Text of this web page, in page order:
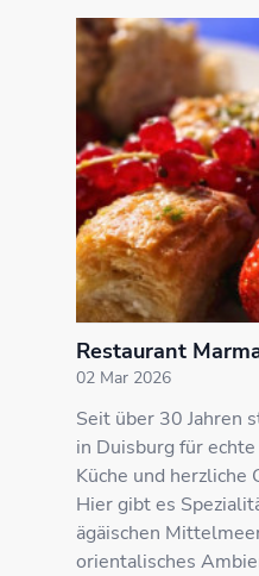
Restaurant
02 Mar 2026
Seit über 30 Jahren
in Duisburg für
Küche und herzliche
Hier gibt es
ägäischen
orientalisches